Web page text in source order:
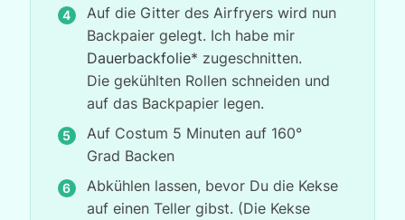
Auf die Gitter des Airfryers wird nun
Backpaier gelegt. Ich habe mir
Dauerbackfolie* zugeschnitten.
Die gekühlten Rollen schneiden und
auf das Backpapier legen.
Auf Costum 5 Minuten auf 160°
Grad Backen
Abkühlen lassen, bevor Du die Kekse
auf einen Teller gibst. (Die Kekse